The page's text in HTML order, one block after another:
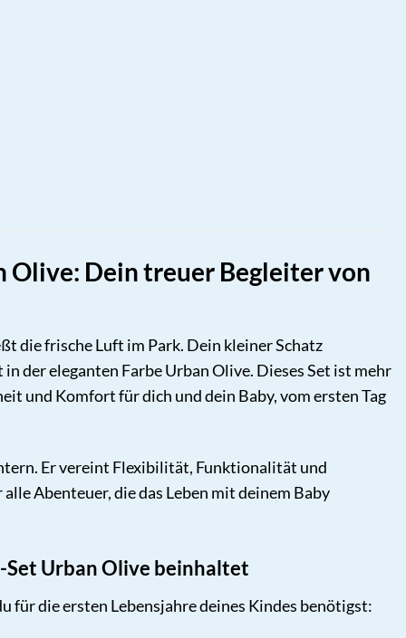
Olive: Dein treuer Begleiter von
die frische Luft im Park. Dein kleiner Schatz
der eleganten Farbe Urban Olive. Dieses Set ist mehr
und Komfort für dich und dein Baby, vom ersten Tag
Er vereint Flexibilität, Funktionalität und
Abenteuer, die das Leben mit deinem Baby
Set Urban Olive beinhaltet
für die ersten Lebensjahre deines Kindes benötigst: